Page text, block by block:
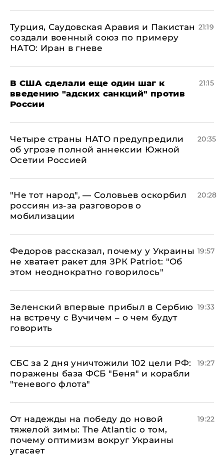
Турция, Саудовская Аравия и Пакистан
создали военный союз по примеру
НАТО: Иран в гневе
21:19
В США сделали еще один шаг к
введению "адских санкций" против
России
21:15
Четыре страны НАТО предупредили
об угрозе полной аннексии Южной
Осетии Россией
20:35
​"Не тот народ", — Соловьев оскорбил
россиян из-за разговоров о
мобилизации
20:28
Федоров рассказал, почему у Украины
не хватает ракет для ЗРК Patriot: "Об
этом неоднократно говорилось"
19:57
Зеленский впервые прибыл в Сербию
на встречу с Вучичем – о чем будут
говорить
19:33
СБС за 2 дня уничтожили 102 цели РФ:
поражены база ФСБ "Беня" и корабли
"теневого флота"
19:27
От надежды на победу до новой
тяжелой зимы: The Atlantic о том,
почему оптимизм вокруг Украины
угасает
19:22